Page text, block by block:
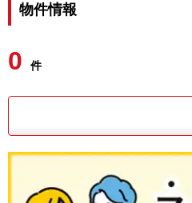
物件情報
0 件